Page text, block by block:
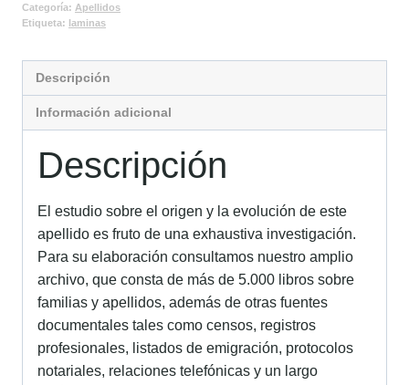
Categoría: Apellidos
Etiqueta: laminas
Descripción
Información adicional
Descripción
El estudio sobre el origen y la evolución de este
apellido es fruto de una exhaustiva investigación.
Para su elaboración consultamos nuestro amplio
archivo, que consta de más de 5.000 libros sobre
familias y apellidos, además de otras fuentes
documentales tales como censos, registros
profesionales, listados de emigración, protocolos
notariales, relaciones telefónicas y un largo